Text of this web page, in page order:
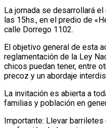
La jornada se desarrollará
las 15hs., en el predio de
calle Dorrego 1102.
El objetivo general de esta
reglamentación de la Ley
chicos puedan tener, entre
precoz y un abordaje
La invitación es abierta a
familias y población en
Importante: Llevar